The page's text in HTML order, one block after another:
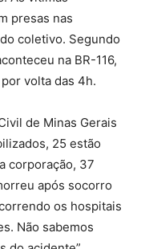
presas nas
coletivo. Segundo
na BR-116,
volta das 4h.
de Minas Gerais
25 estão
corporação, 37
após socorro
os hospitais
Não sabemos